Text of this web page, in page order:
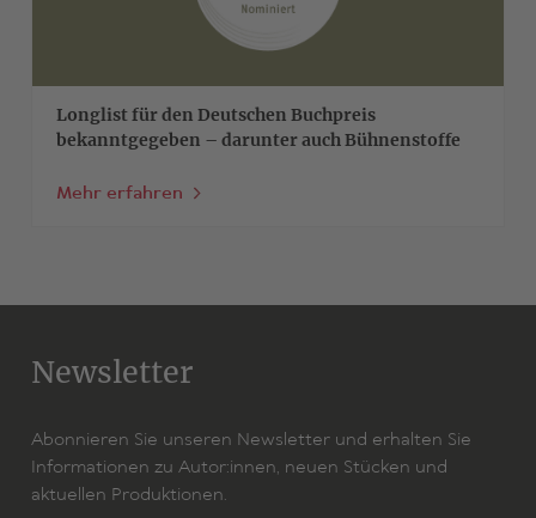
Longlist für den Deutschen Buchpreis
bekanntgegeben – darunter auch Bühnenstoffe
Mehr erfahren
Newsletter
Abonnieren Sie unseren Newsletter und erhalten Sie
Informationen zu Autor:innen, neuen Stücken und
aktuellen Produktionen.